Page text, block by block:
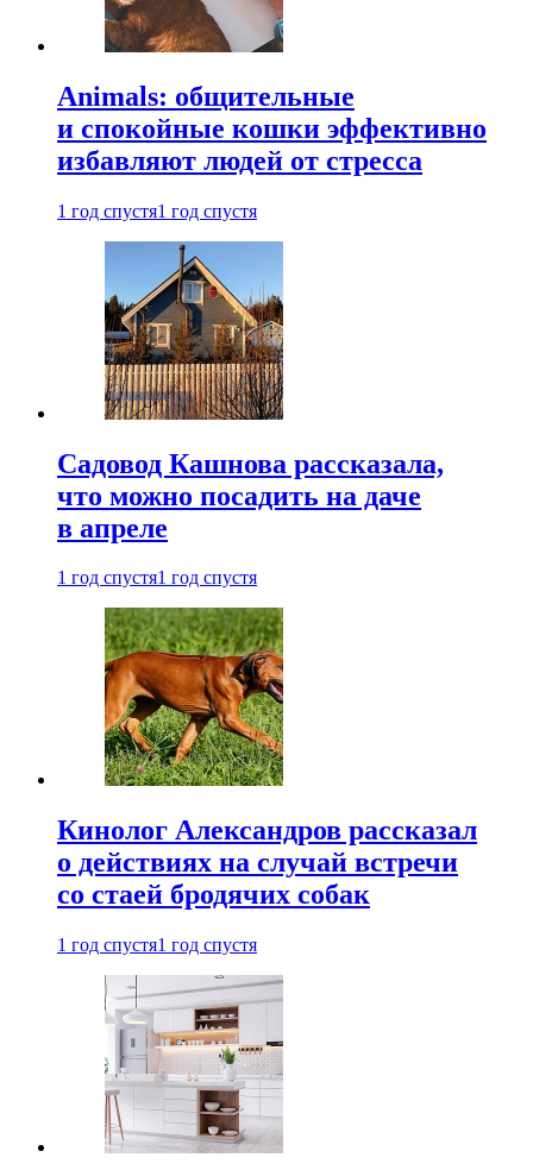
Animals: общительные
и спокойные кошки эффективно
избавляют людей от стресса
1 год спустя1 год спустя
Садовод Кашнова рассказала,
что можно посадить на даче
в апреле
1 год спустя1 год спустя
Кинолог Александров рассказал
о действиях на случай встречи
со стаей бродячих собак
1 год спустя1 год спустя